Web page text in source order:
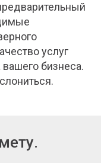
услуг
бизнеса.